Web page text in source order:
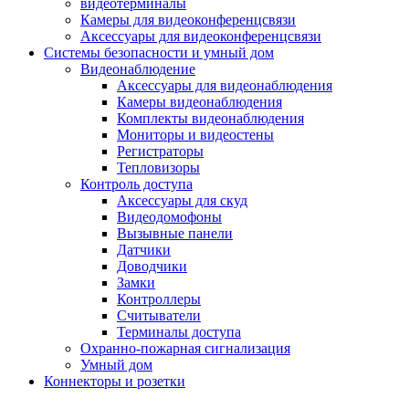
пневмоинструмента
Аккумуляторы для инструмента
Зарядные устройства для аккумуляторов
Миксеры строительные
Молотки отбойные
Паяльное оборудование
Садовая техника
Минимойки
Аксессуары для минимоек
Газонокосилки и триммеры
Газонокосилки
Культиваторы и мотоблоки
Аэраторы и скарификаторы
Мотоблоки
Генераторы
Снегоуборщики
Воздуходувки
Цепные и бензопилы
Оснастка к садовой технике
Садовые насосы
Поливочное оборудование
Садовые измельчители
Гидроаккумуляторы
Камеры для видеоконференцсвязи
Аксессуары для видеоконференцсвязи
Системы безопасности и умный дом
Видеонаблюдение
Аксессуары для видеонаблюдения
Камеры видеонаблюдения
Комплекты видеонаблюдения
Мониторы и видеостены
Регистраторы
Тепловизоры
Контроль доступа
Аксессуары для скуд
Видеодомофоны
Вызывные панели
Датчики
Доводчики
Замки
Контроллеры
Считыватели
Терминалы доступа
Охранно-пожарная сигнализация
Умный дом
Коннекторы и розетки